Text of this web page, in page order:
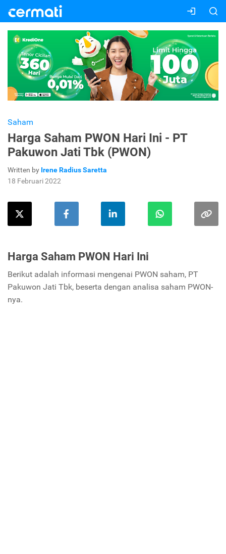
Saham
Harga Saham PWON Hari Ini - PT
Pakuwon Jati Tbk (PWON)
Written by Irene Radius Saretta
18 Februari 2022
Harga Saham PWON Hari Ini
Berikut adalah informasi mengenai PWON saham, PT
Pakuwon Jati Tbk, beserta dengan analisa saham PWON-
nya.